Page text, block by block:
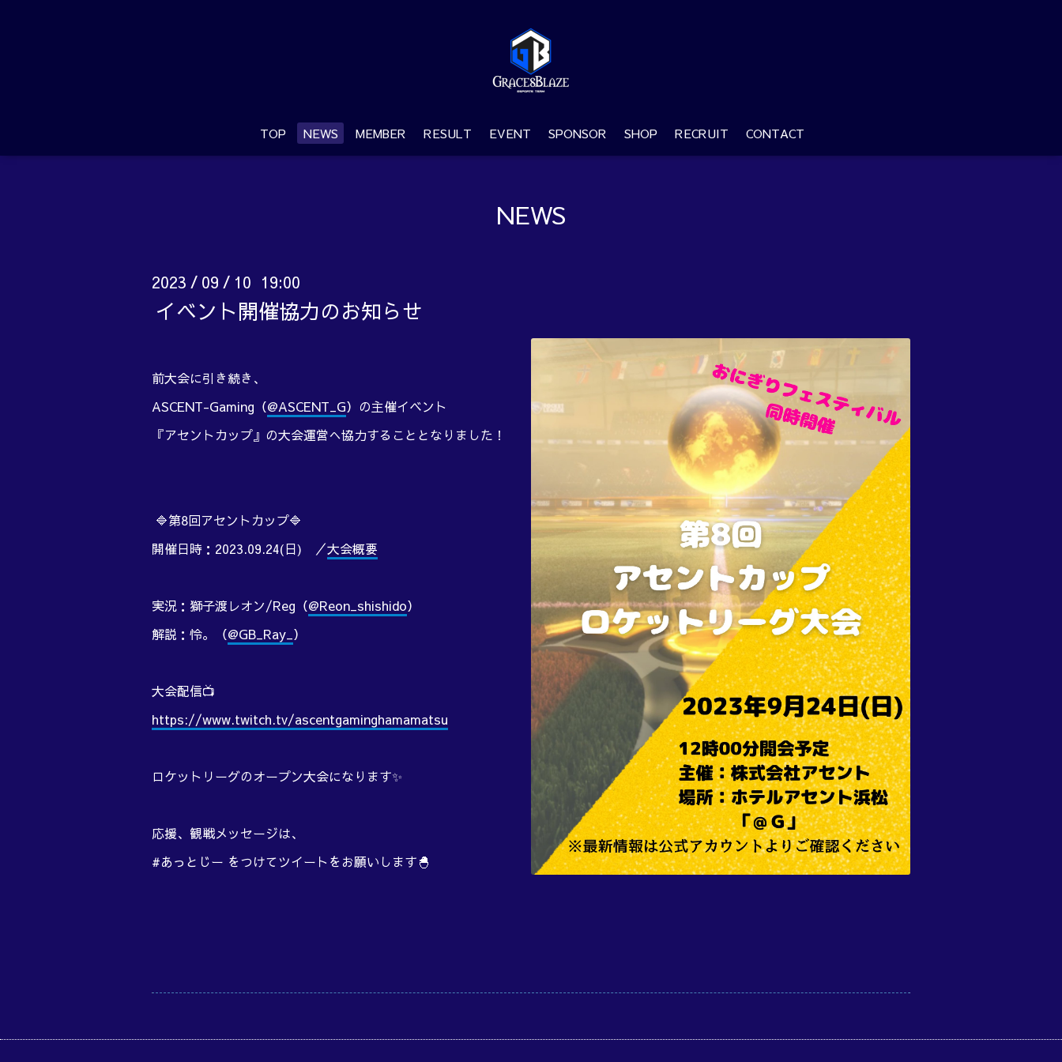
TOP NEWS MEMBER RESULT EVENT SPONSOR SHOP RECRUIT CONTACT
NEWS
2023 / 09 / 10 19:00
イベント開催協力のお知らせ
前大会に引き続き、
ASCENT-Gaming（@ASCENT_G）の主催イベント
『アセントカップ』の大会運営へ協力することとなりました！
🔷第8回アセントカップ🔷
開催日時：2023.09.24(日) ／大会概要
実況：獅子渡レオン/Reg（@Reon_shishido）
解説：怜。（@GB_Ray_ ）
大会配信📺
https://www.twitch.tv/ascentgaminghamamatsu
ロケットリーグのオープン大会になります✨
応援、観戦メッセージは、
#あっとじー をつけてツイートをお願いします🐣